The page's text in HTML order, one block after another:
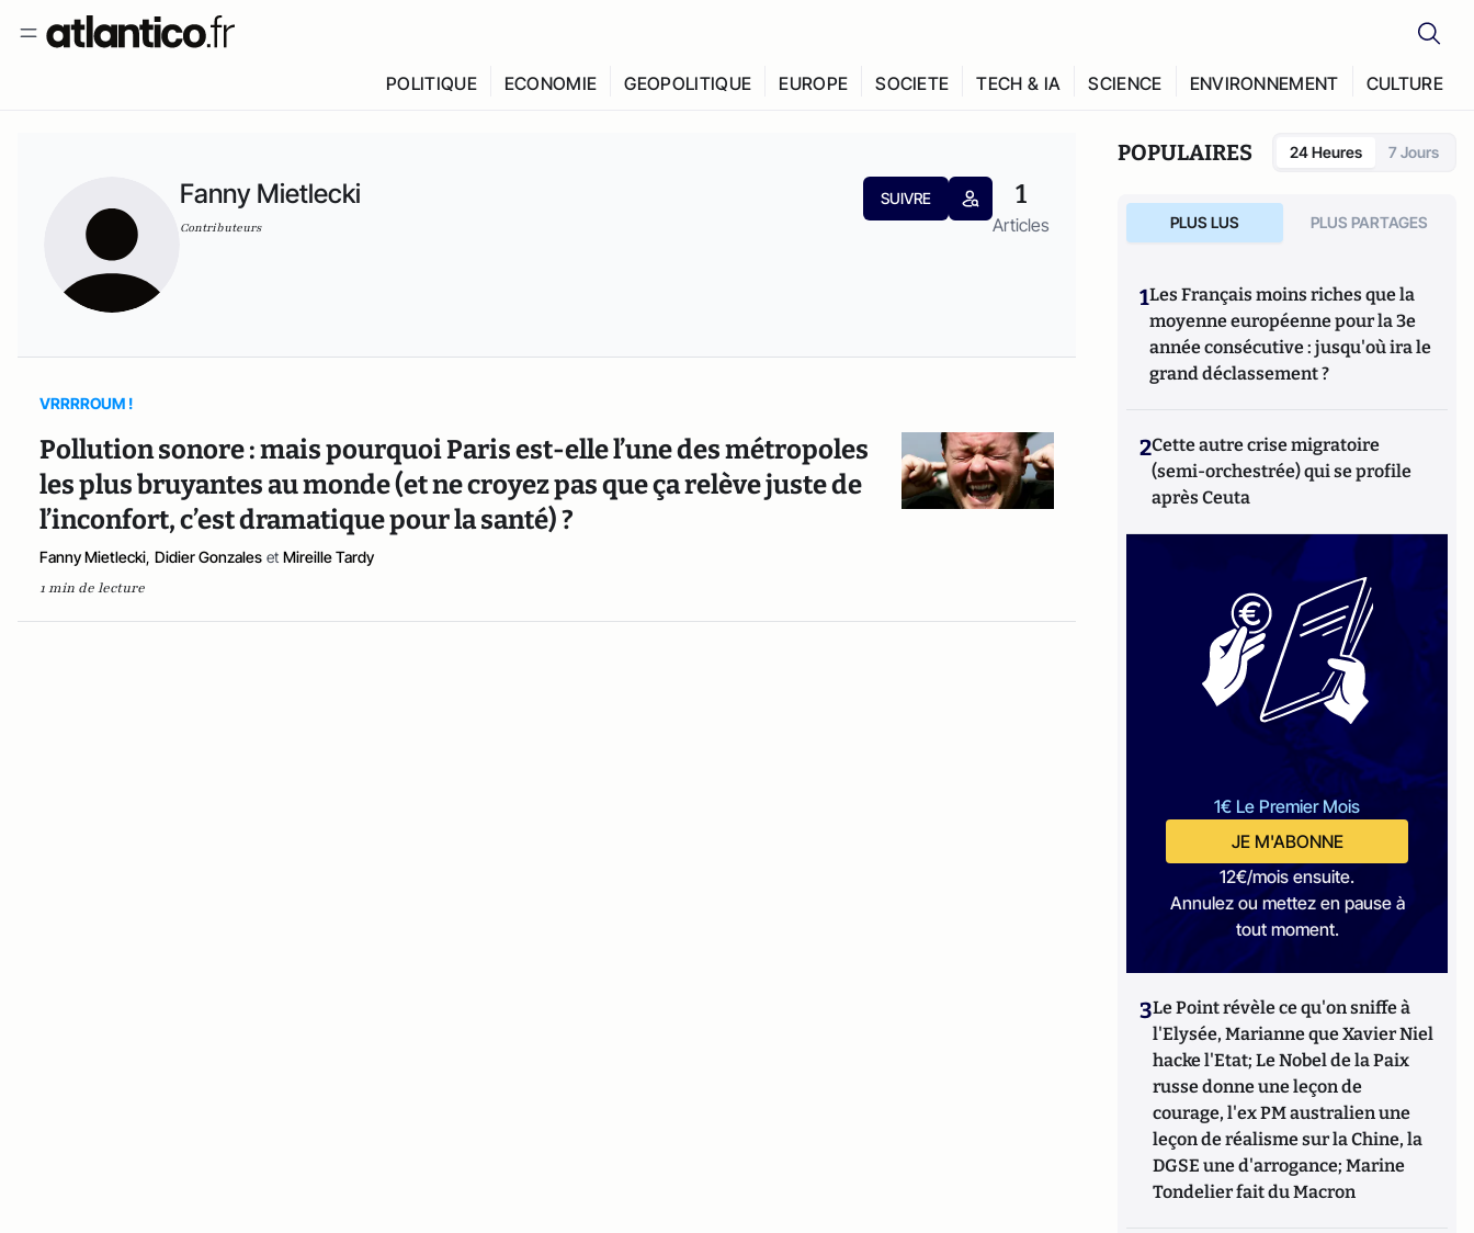
POLITIQUE ECONOMIE GEOPOLITIQUE EUROPE SOCIETE TECH & IA SCIENCE ENVIRONNEMENT CULTURE
Fanny Mietlecki
Contributeurs
SUIVRE 1
Articles
VRRRROUM !
Pollution sonore : mais pourquoi Paris est-elle l’une des métropoles
les plus bruyantes au monde (et ne croyez pas que ça relève juste de
l’inconfort, c’est dramatique pour la santé) ?
Fanny Mietlecki, Didier Gonzales et Mireille Tardy
1 min de lecture
POPULAIRES 24 Heures 7 Jours
PLUS LUS PLUS PARTAGES
1Les Français moins riches que la
moyenne européenne pour la 3e
année consécutive : jusqu'où ira le
grand déclassement ?
2Cette autre crise migratoire
(semi-orchestrée) qui se profile
après Ceuta
1€ Le Premier Mois
JE M'ABONNE
12€/mois ensuite.
Annulez ou mettez en pause à
tout moment.
3Le Point révèle ce qu'on sniffe à
l'Elysée, Marianne que Xavier Niel
hacke l'Etat; Le Nobel de la Paix
russe donne une leçon de
courage, l'ex PM australien une
leçon de réalisme sur la Chine, la
DGSE une d'arrogance; Marine
Tondelier fait du Macron